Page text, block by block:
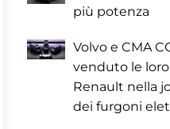
più potenza
Volvo e CMA
venduto le
Renault nella
dei furgoni